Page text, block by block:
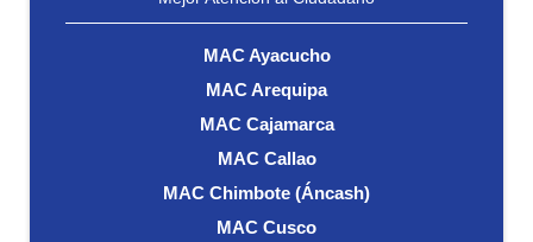
MAC Ayacucho
MAC Arequipa
MAC Cajamarca
MAC Callao
MAC Chimbote (Áncash)
MAC Cusco